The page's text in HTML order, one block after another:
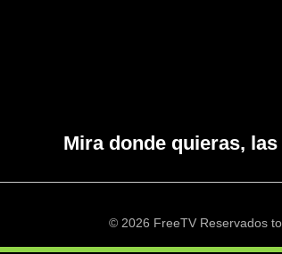
Mira donde quieras,
© 2026 FreeTV Reservados